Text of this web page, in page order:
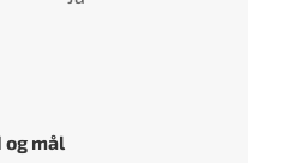
og mål